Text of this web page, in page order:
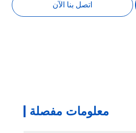
اتصل بنا الآن
معلومات مفصلة